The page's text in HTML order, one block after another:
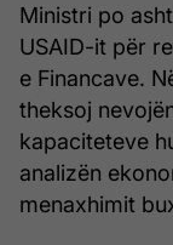
Ministri po
USAID-it për
e Financave.
theksoj
kapaciteteve
analizën
menaxhimit